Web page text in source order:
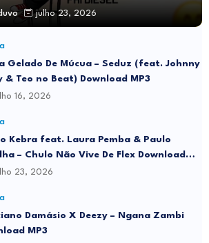
julho 23, 2026
Gelado De Múcua – Seduz (feat. Johnny
& Teo no Beat) Download MP3
16, 2026
Kebra feat. Laura Pemba & Paulo
– Chulo Não Vive De Flex Download
23, 2026
Damásio X Deezy – Ngana Zambi
MP3